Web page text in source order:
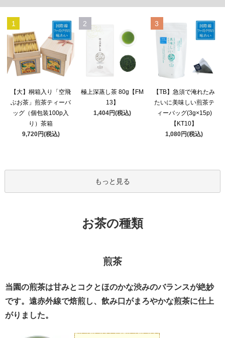
1
【大】桐箱入り「空飛
ぶお茶」煎茶ティーバ
ッグ（個包装100p入
り）茶箱
9,720円(税込)
2
極上深蒸し茶 80g【FM
13】
1,404円(税込)
3
【TB】急須で淹れたみ
たいに美味しい煎茶テ
ィーバッグ(3g×15p)
【KT10】
1,080円(税込)
もっと見る
お茶の種類
煎茶
当園の煎茶は甘みとコクとほのかな渋みのバランスが絶妙
です。遠赤外線で焙煎し、飲み口がまろやかな煎茶に仕上
がりました。